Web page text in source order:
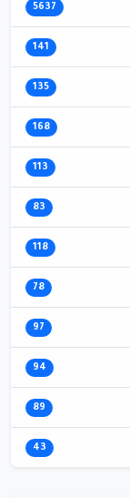
5637
141
135
168
113
83
118
78
97
94
89
43